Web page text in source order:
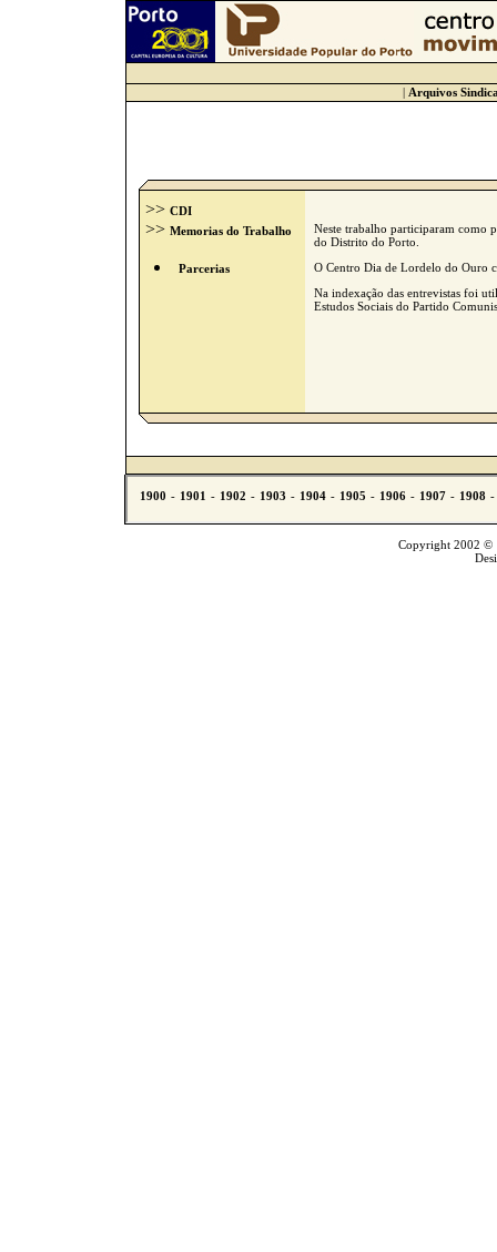
| Arquivos
>> CDI
>> Memorias do Trabalho
Parcerias
Neste trabalho participaram como
do Distrito do Porto.
O Centro Dia de Lordelo do Ouro
Na indexação das entrevistas foi
Estudos Sociais do Partido
Copyright 2002 ©